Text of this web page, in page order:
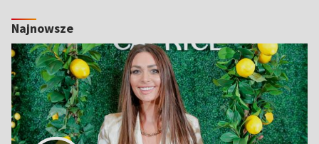
Najnowsze